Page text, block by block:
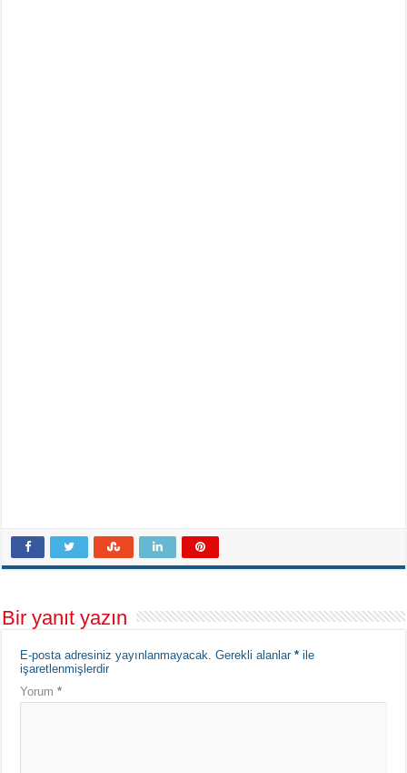
Bir yanıt yazın
E-posta adresiniz yayınlanmayacak. Gerekli alanlar* ile
işaretlenmişlerdir
Yorum*